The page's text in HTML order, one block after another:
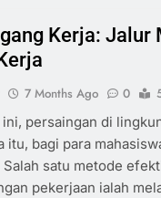
Kerja: Jalur
7 Months Ago 0
persaingan di
itu, bagi para
Salah satu metode
pekerjaan ialah